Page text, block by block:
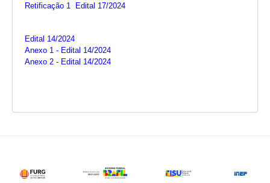
Retificação 1 Edital 17/2024
Edital 14/2024
Anexo 1 - Edital 14/2024
Anexo 2 - Edital 14/2024